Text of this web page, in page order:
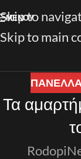
Skip to
Skip to main
ΜΕΝΟΎ
Τα